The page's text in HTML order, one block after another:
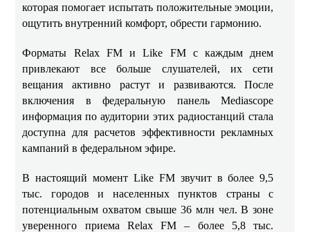
которая помогает испытать положительные эмоции,
ощутить внутренний комфорт, обрести гармонию.
Форматы Relax FM и Like FM с каждым днем
привлекают все больше слушателей, их сети
вещания активно растут и развиваются. После
включения в федеральную панель Mediascope
информация по аудитории этих радиостанций стала
доступна для расчетов эффективности рекламных
кампаний в федеральном эфире.
В настоящий момент Like FM звучит в более 9,5
тыс. городов и населенных пунктов страны с
потенциальным охватом свыше 36 млн чел. В зоне
уверенного приема Relax FM – более 5,8 тыс.